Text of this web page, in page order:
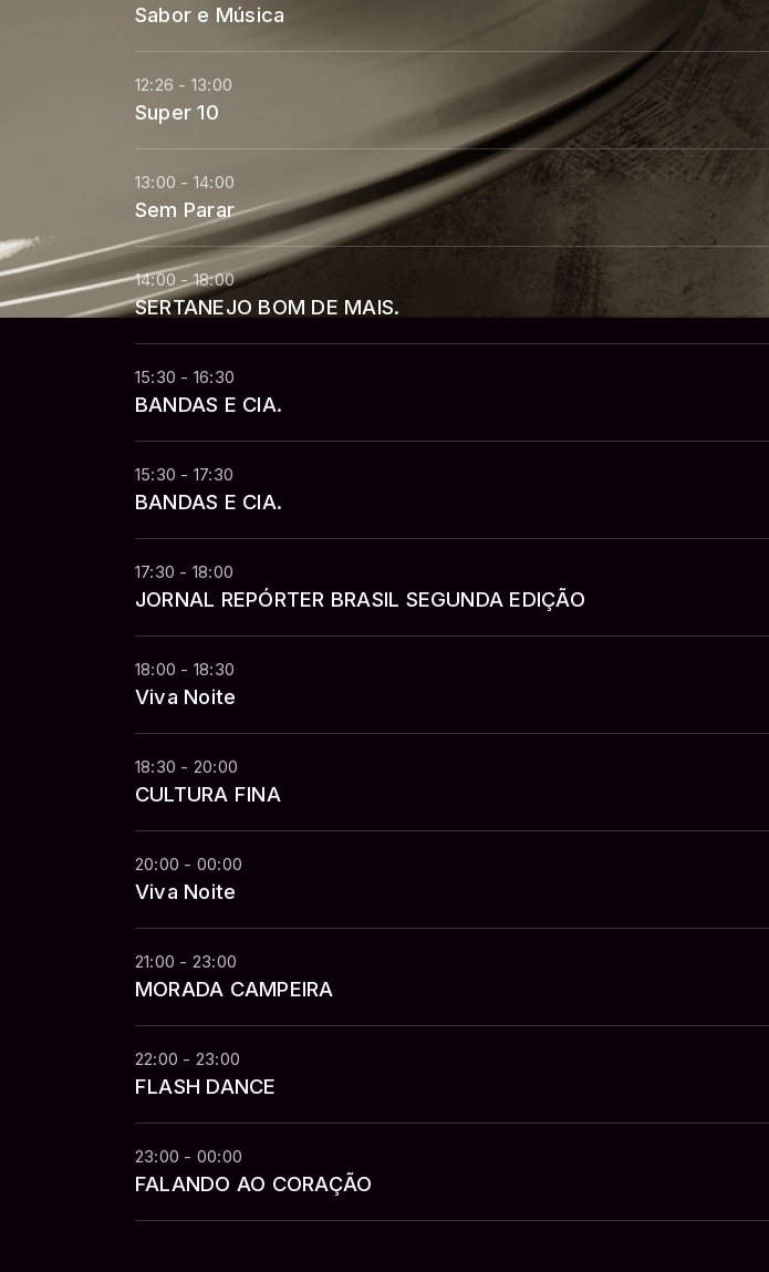
Sabor e Música
12:26 - 13:00
Super 10
13:00 - 14:00
Sem Parar
14:00 - 18:00
SERTANEJO BOM DE MAIS.
15:30 - 16:30
BANDAS E CIA.
15:30 - 17:30
BANDAS E CIA.
17:30 - 18:00
JORNAL REPÓRTER BRASIL SEGUNDA EDIÇÃO
18:00 - 18:30
Viva Noite
18:30 - 20:00
CULTURA FINA
20:00 - 00:00
Viva Noite
21:00 - 23:00
MORADA CAMPEIRA
22:00 - 23:00
FLASH DANCE
23:00 - 00:00
FALANDO AO CORAÇÃO